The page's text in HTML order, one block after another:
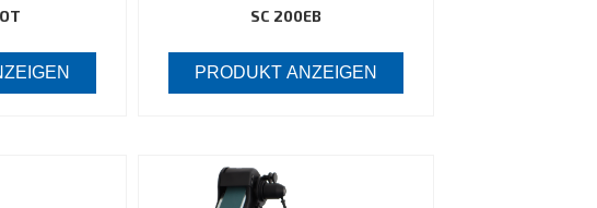
SC 200EB
PRODUKT ANZEIGEN